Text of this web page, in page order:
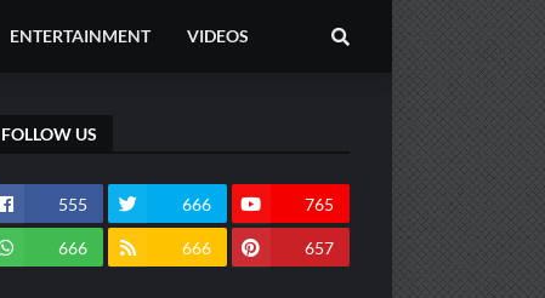
ENTERTAINMENT VIDEOS
FOLLOW US
555 666 765
666 666 657